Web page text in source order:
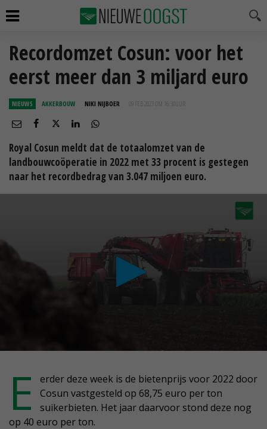
Recordomzet Cosun: voor het
eerst meer dan 3 miljard euro
NIEUWS AKKERBOUW NIKI NIJBOER 09 FEB 2023 OM 16:30
Royal Cosun meldt dat de totaalomzet van de
landbouwcoöperatie in 2022 met 33 procent is gestegen
naar het recordbedrag van 3.047 miljoen euro.
E
erder deze week is de bietenprijs voor 2022 door
Cosun vastgesteld op 68,75 euro per ton
suikerbieten. Het jaar daarvoor stond deze nog
op 40 euro per ton.